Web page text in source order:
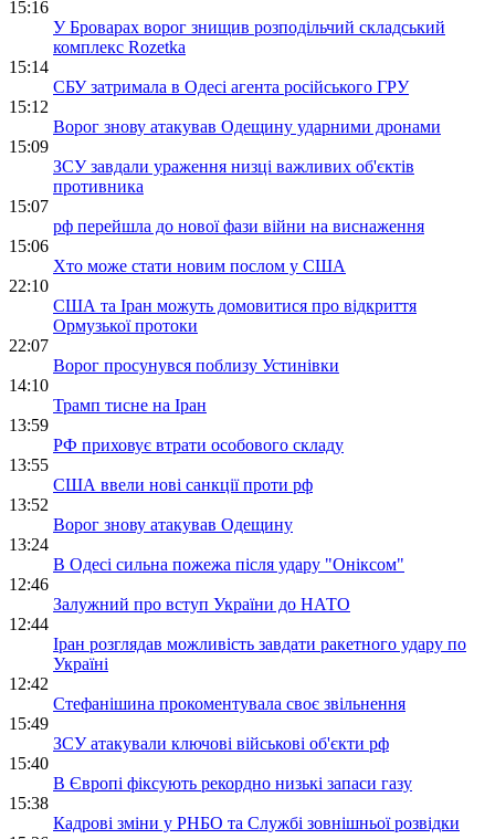
15:16
У Броварах ворог знищив розподільчий складський
комплекс Rozetka
15:14
СБУ затримала в Одесі агента російського ГРУ
15:12
Ворог знову атакував Одещину ударними дронами
15:09
ЗСУ завдали ураження низці важливих об'єктів
противника
15:07
рф перейшла до нової фази війни на виснаження
15:06
Хто може стати новим послом у США
22:10
США та Іран можуть домовитися про відкриття
Ормузької протоки
22:07
Ворог просунувся поблизу Устинівки
14:10
Трамп тисне на Іран
13:59
РФ приховує втрати особового складу
13:55
США ввели нові санкції проти рф
13:52
Ворог знову атакував Одещину
13:24
В Одесі сильна пожежа після удару "Оніксом"
12:46
Залужний про вступ України до НАТО
12:44
Іран розглядав можливість завдати ракетного удару по
Україні
12:42
Стефанішина прокоментувала своє звільнення
15:49
ЗСУ атакували ключові військові об'єкти рф
15:40
В Європі фіксують рекордно низькі запаси газу
15:38
Кадрові зміни у РНБО та Службі зовнішньої розвідки